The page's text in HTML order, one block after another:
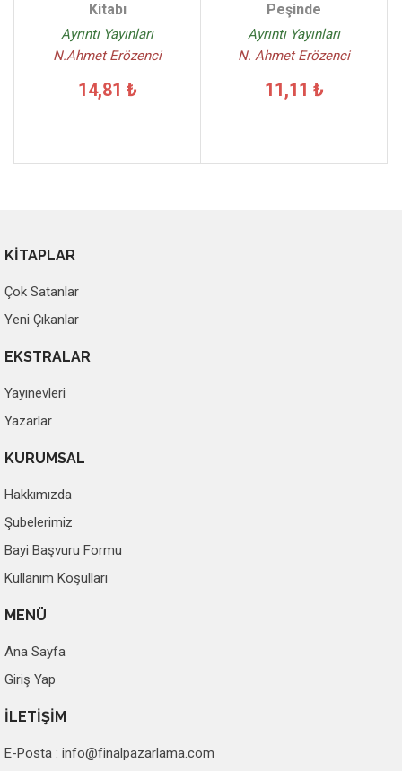
Kitabı
Ayrıntı Yayınları
N.Ahmet Erözenci
14,81 ₺
Peşinde
Ayrıntı Yayınları
N. Ahmet Erözenci
11,11 ₺
KİTAPLAR
Çok Satanlar
Yeni Çıkanlar
EKSTRALAR
Yayınevleri
Yazarlar
KURUMSAL
Hakkımızda
Şubelerimiz
Bayi Başvuru Formu
Kullanım Koşulları
MENÜ
Ana Sayfa
Giriş Yap
İLETİŞİM
E-Posta : info@finalpazarlama.com